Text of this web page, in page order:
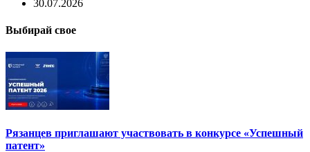
30.07.2026
Выбирай свое
Рязанцев приглашают участвовать в конкурсе «Успешный
патент»